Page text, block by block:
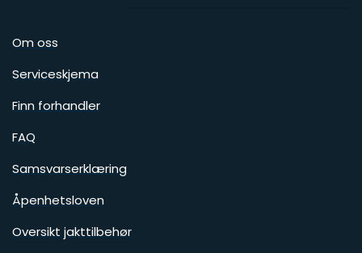
Om oss
Serviceskjema
Finn forhandler
FAQ
Samsvarserklæring
Åpenhetsloven
Oversikt jakttilbehør